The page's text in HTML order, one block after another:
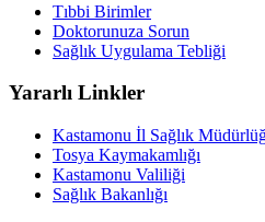
Tıbbi Birimler
Doktorunuza Sorun
Sağlık Uygulama Tebliği
Yararlı Linkler
Kastamonu İl Sağlık
Tosya Kaymakamlığı
Kastamonu Valiliği
Sağlık Bakanlığı